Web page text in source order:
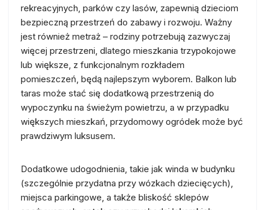
rekreacyjnych, parków czy lasów, zapewnią dzieciom
bezpieczną przestrzeń do zabawy i rozwoju. Ważny
jest również metraż – rodziny potrzebują zazwyczaj
więcej przestrzeni, dlatego mieszkania trzypokojowe
lub większe, z funkcjonalnym rozkładem
pomieszczeń, będą najlepszym wyborem. Balkon lub
taras może stać się dodatkową przestrzenią do
wypoczynku na świeżym powietrzu, a w przypadku
większych mieszkań, przydomowy ogródek może być
prawdziwym luksusem.
Dodatkowe udogodnienia, takie jak winda w budynku
(szczególnie przydatna przy wózkach dziecięcych),
miejsca parkingowe, a także bliskość sklepów